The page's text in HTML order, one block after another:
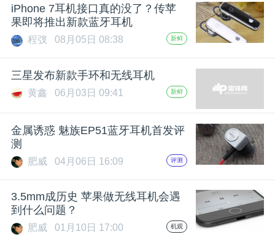
公
开
课
心
iPhone 7耳机接口真的没了？传苹
果即将推出新款蓝牙耳机
程弢 08月05日 08:38 新鲜
三星发布新款手环和无线耳机
黄鑫 06月03日 09:41 新鲜
金属诱惑 魅族EP51蓝牙耳机首发评
测
肥威 04月06日 16:09 评测
3.5mm成历史 苹果做无线耳机会遇
到什么问题？
肥威 01月10日 17:00 机观